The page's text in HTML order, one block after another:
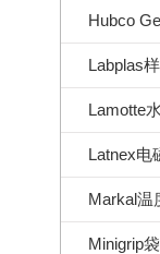
Hubco
Labplas
Lamotte
Latnex电
Markal温
Minigrip袋